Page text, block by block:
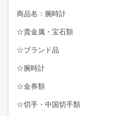
商品名：腕時計
☆貴金属・宝石類
☆ブランド品
☆腕時計
☆金券類
☆切手・中国切手類